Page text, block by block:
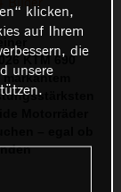
KTM 690
Motorräder
klicken,
auf Ihrem
die
unsere